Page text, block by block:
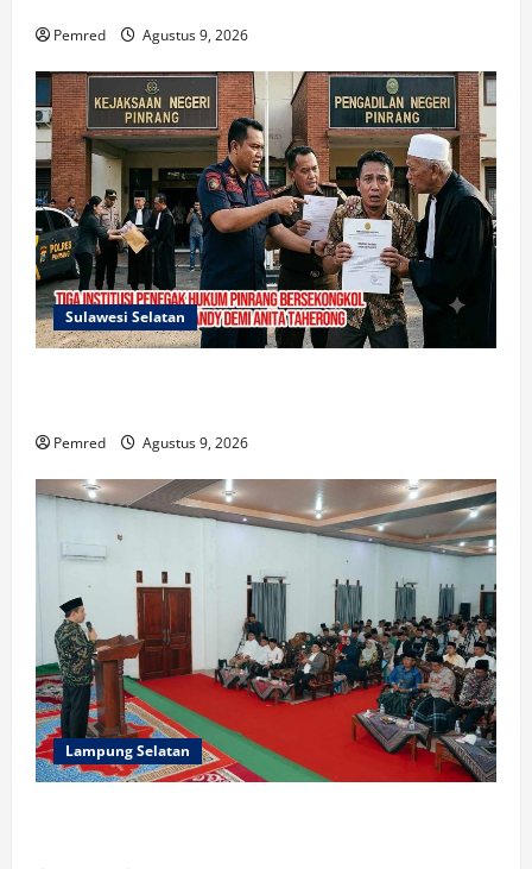
Pemred Agustus 9, 2026
Sulawesi Selatan
Pemred Agustus 9, 2026
Lampung Selatan